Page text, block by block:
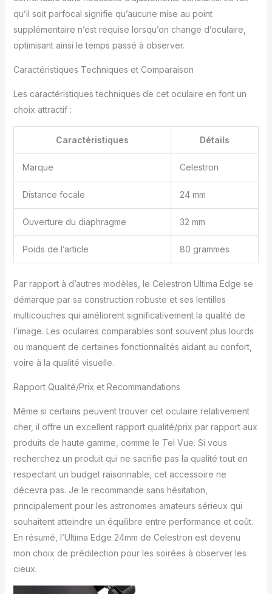
qu’il soit parfocal signifie qu’aucune mise au point
supplémentaire n’est requise lorsqu’on change d’oculaire,
optimisant ainsi le temps passé à observer.
Caractéristiques Techniques et Comparaison
Les caractéristiques techniques de cet oculaire en font un
choix attractif :
Caractéristiques Détails
Marque Celestron
Distance focale 24 mm
Ouverture du diaphragme 32 mm
Poids de l’article 80 grammes
Par rapport à d’autres modèles, le Celestron Ultima Edge se
démarque par sa construction robuste et ses lentilles
multicouches qui améliorent significativement la qualité de
l’image. Les oculaires comparables sont souvent plus lourds
ou manquent de certaines fonctionnalités aidant au confort,
voire à la qualité visuelle.
Rapport Qualité/Prix et Recommandations
Même si certains peuvent trouver cet oculaire relativement
cher, il offre un excellent rapport qualité/prix par rapport aux
produits de haute gamme, comme le Tel Vue. Si vous
recherchez un produit qui ne sacrifie pas la qualité tout en
respectant un budget raisonnable, cet accessoire ne
décevra pas. Je le recommande sans hésitation,
principalement pour les astronomes amateurs sérieux qui
souhaitent atteindre un équilibre entre performance et coût.
En résumé, l’Ultima Edge 24mm de Celestron est devenu
mon choix de prédilection pour les soirées à observer les
cieux.